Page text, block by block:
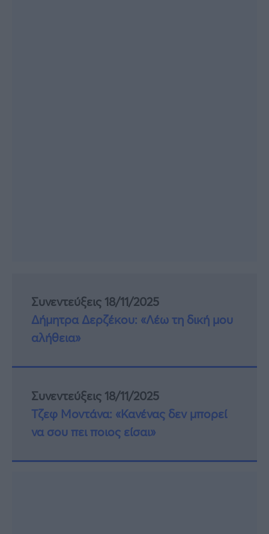
Συνεντεύξεις 18/11/2025
Δήμητρα Δερζέκου: «Λέω τη δική μου
αλήθεια»
Συνεντεύξεις 18/11/2025
Τζεφ Μοντάνα: «Κανένας δεν μπορεί
να σου πει ποιος είσαι»